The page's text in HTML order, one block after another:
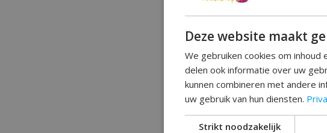
Deze website maakt
We gebruiken cookies om
delen ook informatie over uw
kunnen combineren met andere
uw gebruik van hun diensten.
Strikt noodzakelijk